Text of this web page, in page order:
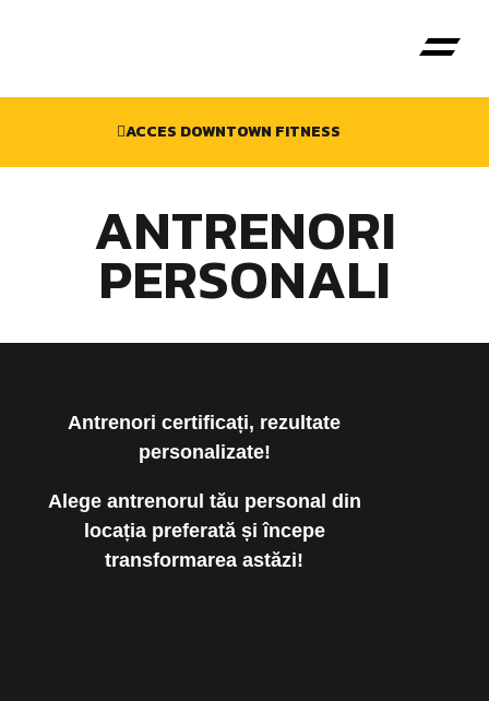
ACCES DOWNTOWN FITNESS
ANTRENORI
PERSONALI
Antrenori certificați, rezultate
personalizate!
Alege antrenorul tău personal din
locația preferată și începe
transformarea astăzi!